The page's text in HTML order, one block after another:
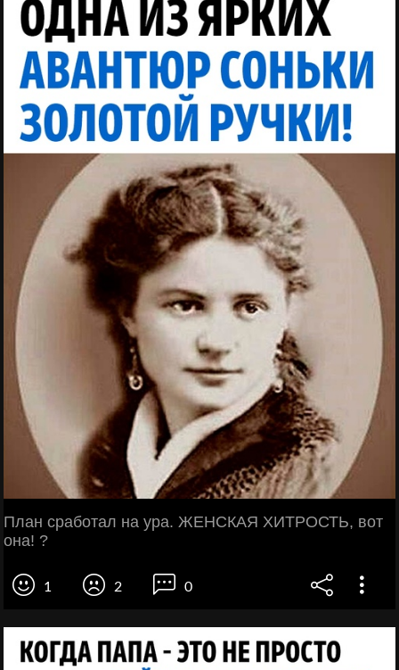
План сработал на ура. ЖЕНСКАЯ ХИТРОСТЬ, вот
она! ?
1 2 0